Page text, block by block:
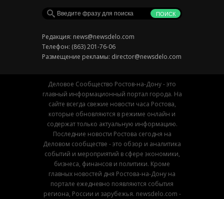
Редакция: news@newsdelo.com
Телефон: (863) 201-76-06
Размещение рекламы: director@newsdelo.com
Деловое Сообщество Ростов-на-Дону - это
главный информационный портал города. На
сайте всегда свежие новости часа Ростова,
которые обновляются в режиме онлайн и
содержат только актуальную информацию.
Последние новости Ростова сегодня на
Деловом сообществе - это обзор и аналитика
событий и мероприятий в сфере экономики,
бизнеса, финансов и политики. Кроме
главных новостей дня Ростова-на-Дону на
портале ежедневно появляются события
региона, России и зарубежья. newsdelo.com -